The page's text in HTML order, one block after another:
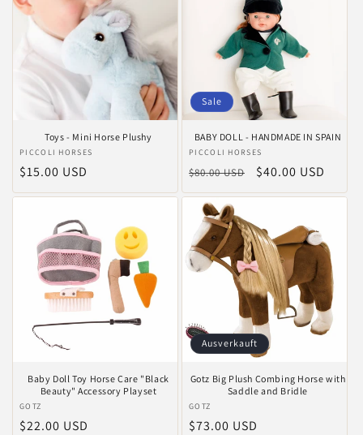
Toys - Mini Horse Plushy
Anbieter:
PICCOLI HORSES
Normaler
Preis
$15.00 USD
Sale
BABY DOLL - HANDMADE IN SPAIN
Anbieter:
PICCOLI HORSES
Normaler
Preis
$80.00 USD Verkaufspreis
$40.00 USD
Baby Doll Toy Horse Care "Black
Beauty" Accessory Playset
Anbieter:
GOTZ
Normaler
$22.00 USD
Ausverkauft
Gotz Big Plush Combing Horse with
Saddle and Bridle
Anbieter:
GOTZ
Normaler
$73.00 USD